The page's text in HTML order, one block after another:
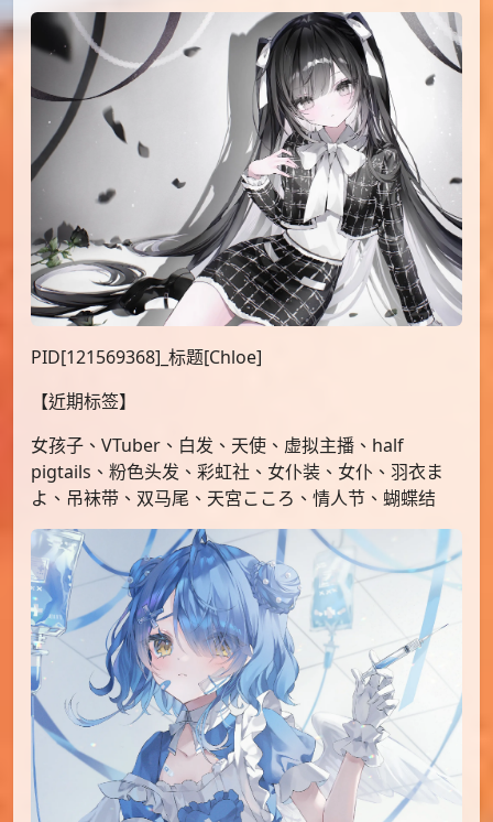
PID[121569368]_标题[Chloe]
【近期标签】
女孩子、VTuber、白发、天使、虚拟主播、half
pigtails、粉色头发、彩虹社、女仆装、女仆、羽衣ま
よ、吊袜带、双马尾、天宮こころ、情人节、蝴蝶结